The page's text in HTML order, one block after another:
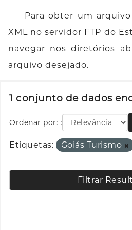
Para obter um arquivo
XML no servidor FTP do
navegar nos diretórios
arquivo desejado.
1 conjunto de dados
Ordenar por:
Etiquetas: Goiás Turismo
Filtrar